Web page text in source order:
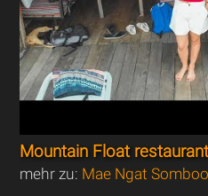
Mountain Float
mehr zu: Mae Ngat